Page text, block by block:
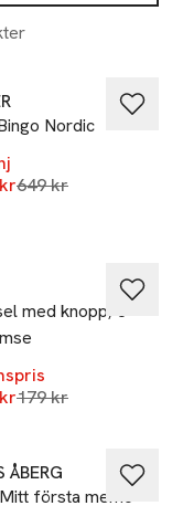
Nordic
Lägsta pris 30
649 kr
med knopp, 8
Lägsta pris 30
179 kr
ÅBERG
första memo